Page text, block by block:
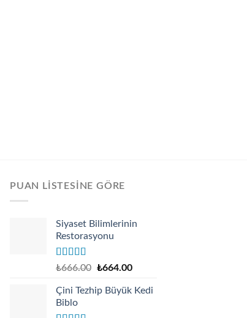
PUAN LISTESINE GÖRE
Siyaset Bilimlerinin
Restorasyonu
Rated5.00
₺666.00 Original
was:
₺664.00Current
is:
Çini Tezhip Büyük Kedi
Biblo